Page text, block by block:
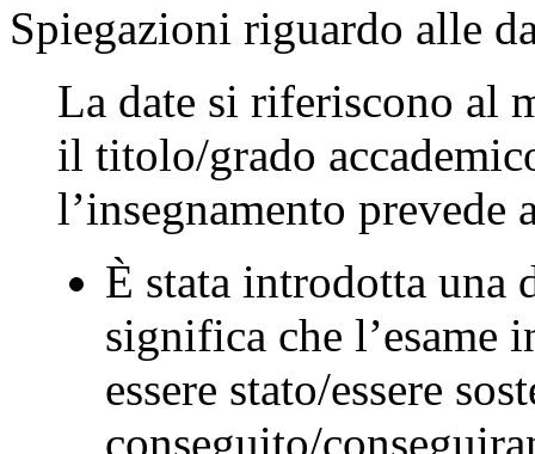
Spiegazioni riguardo alle
La date si riferiscono al
il titolo/grado
l’insegnamento prevede
È stata introdotta una
significa che l’esame
essere stato/essere
conseguito/